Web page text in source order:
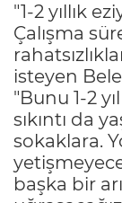
"1-2 yıllık
Çalışma
isteyen
"Bunu 1-2
sıkıntı da
sokaklara.
başka bir